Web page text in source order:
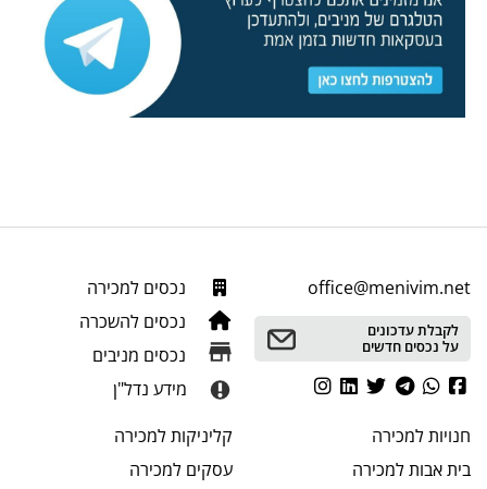
office@menivim.net
לקבלת עדכונים
על נכסים חדשים
נכסים למכירה
נכסים להשכרה
נכסים מניבים
מידע נדל"ן
חנויותלמכירה
בית אבותלמכירה
קליניקותלמכירה
עסקים למכירה